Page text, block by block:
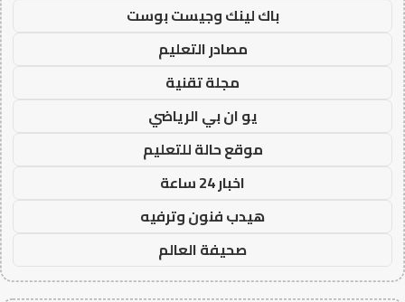
باك لينك وجيست بوست
مصادر التعليم
مجلة تقنية
يو ان بي الرياضي
موقع حالة للتعليم
اخبار 24 ساعة
هيدب فنون وترفيه
صحيفة العالم